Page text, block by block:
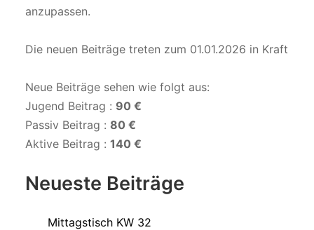
anzupassen.
Die neuen Beiträge treten zum 01.01.2026 in Kraft
Neue Beiträge sehen wie folgt aus:
Jugend Beitrag : 90 €
Passiv Beitrag : 80 €
Aktive Beitrag : 140 €
Neueste Beiträge
Mittagstisch KW 32